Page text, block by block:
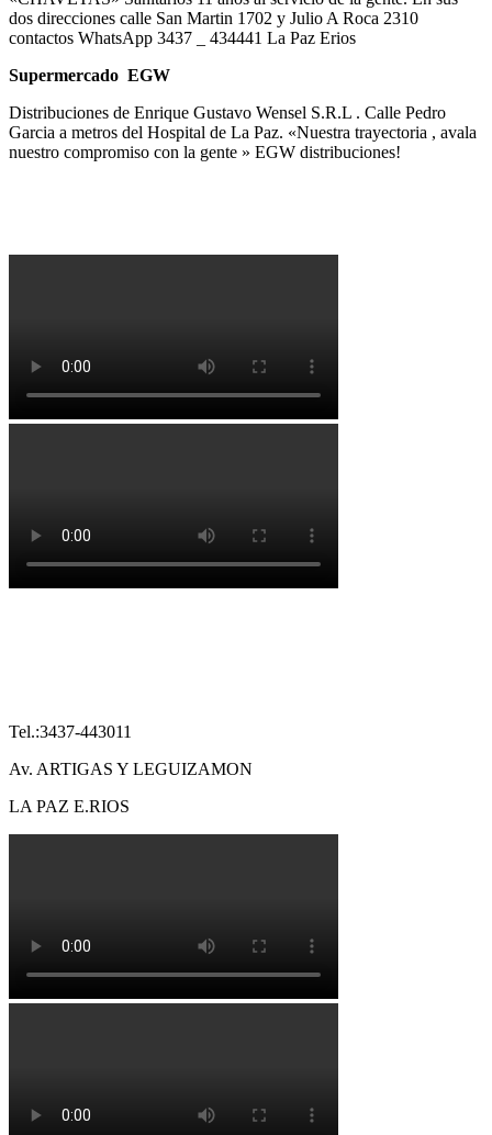
dos direcciones calle San Martin 1702 y Julio A Roca 2310
contactos WhatsApp 3437 _ 434441 La Paz Erios
Supermercado EGW
Distribuciones de Enrique Gustavo Wensel S.R.L . Calle Pedro
Garcia a metros del Hospital de La Paz. «Nuestra trayectoria , avala
nuestro compromiso con la gente » EGW distribuciones!
Tel.:3437-443011
Av. ARTIGAS Y LEGUIZAMON
LA PAZ E.RIOS